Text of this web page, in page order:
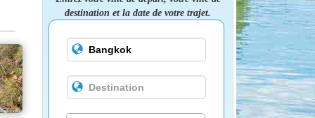
destination et la date de votre trajet.